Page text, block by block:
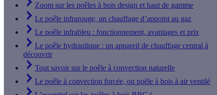
Zoom sur les poêles à bois design et haut de gamme
Le poêle infrarouge, un chauffage d’appoint au gaz
Le poêle infrableu : fonctionnement, avantages et prix
Le poêle hydraulique : un appareil de chauffage central à
découvrir
Tout savoir sur le poêle à convection naturelle
Le poêle à convection forcée, ou poêle à bois à air ventilé